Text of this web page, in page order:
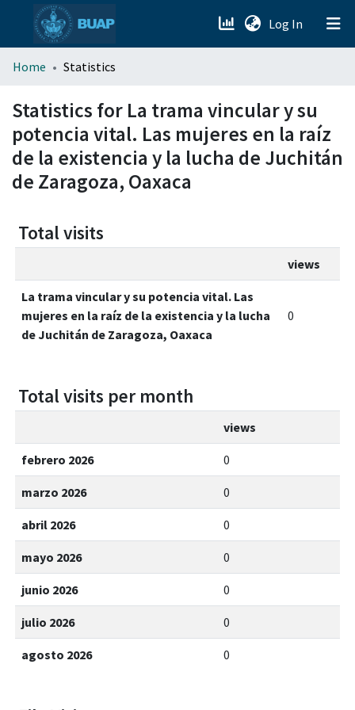
Log In (current)
menu.section.about_menu
All of DSpace
Home Statistics
Statistics for La trama vincular y su
potencia vital. Las mujeres en la raíz
de la existencia y la lucha de Juchitán
de Zaragoza, Oaxaca
Total visits
views
La trama vincular y su potencia vital. Las
mujeres en la raíz de la existencia y la lucha
de Juchitán de Zaragoza, Oaxaca
0
Total visits per month
views
febrero 2026 0
marzo 2026 0
abril 2026 0
mayo 2026 0
junio 2026 0
julio 2026 0
agosto 2026 0